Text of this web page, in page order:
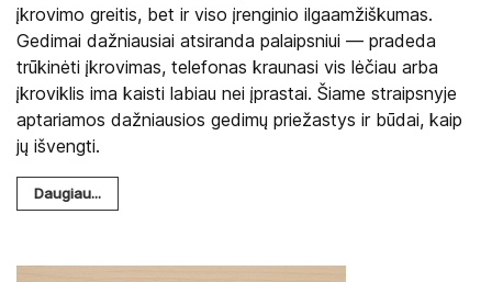
įkrovimo greitis, bet ir viso įrenginio ilgaamžiškumas.
Gedimai dažniausiai atsiranda palaipsniui — pradeda
trūkinėti įkrovimas, telefonas kraunasi vis lėčiau arba
įkroviklis ima kaisti labiau nei įprastai. Šiame straipsnyje
aptariamos dažniausios gedimų priežastys ir būdai, kaip
jų išvengti.
Daugiau...